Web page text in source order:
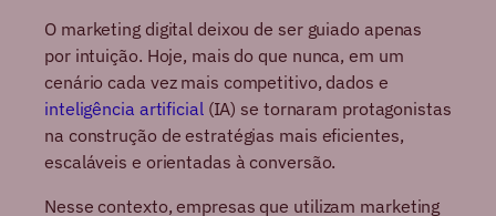
O marketing digital deixou de ser guiado apenas
por intuição. Hoje, mais do que nunca, em um
cenário cada vez mais competitivo, dados e
inteligência artificial(IA) se tornaram protagonistas
na construção de estratégias mais eficientes,
escaláveis e orientadas à conversão.
Nesse contexto, empresas que utilizam marketing